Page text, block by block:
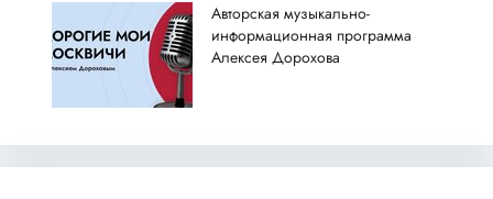
Авторская музыкально-
информационная программа
Алексея Дорохова